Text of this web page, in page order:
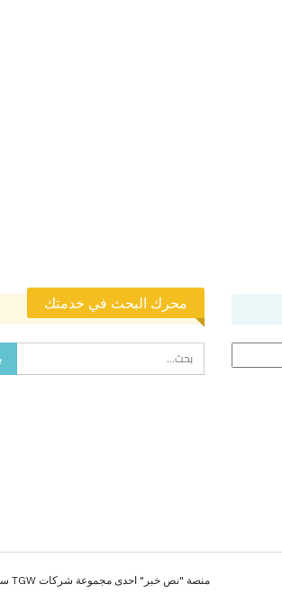
محرك البحث في خدمتك
منصة "نص خبر" احدى مجموعة شركات TGW سنغافورة